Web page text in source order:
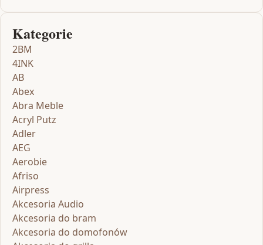
Kategorie
2BM
4INK
AB
Abex
Abra Meble
Acryl Putz
Adler
AEG
Aerobie
Afriso
Airpress
Akcesoria Audio
Akcesoria do bram
Akcesoria do domofonów